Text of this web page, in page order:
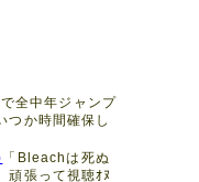
で全中年ジャンプ
か時間確保し
「Bleachは死ぬ
頑張って視聴ｵﾇ